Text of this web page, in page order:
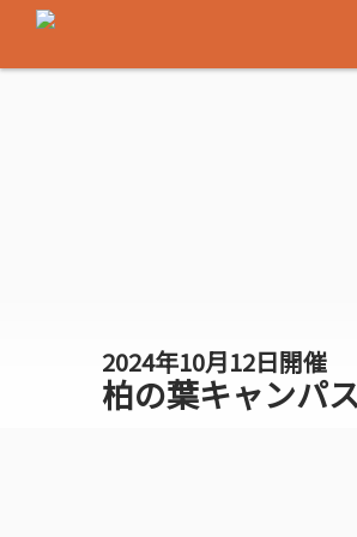
2024年10月12日開催
柏の葉キャンパ